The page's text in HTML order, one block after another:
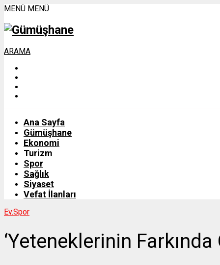
MENÜ MENÜ
ARAMA
Ana Sayfa
Gümüşhane
Ekonomi
Turizm
Spor
Sağlık
Siyaset
Vefat İlanları
Ev.Spor
‘Yeteneklerinin Farkında